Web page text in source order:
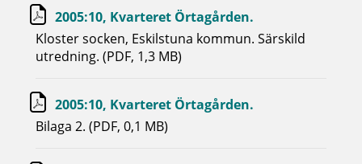
2005:10, Kvarteret Örtagården.
Kloster socken, Eskilstuna kommun. Särskild
utredning. (PDF, 1,3 MB)
2005:10, Kvarteret Örtagården.
Bilaga 2. (PDF, 0,1 MB)